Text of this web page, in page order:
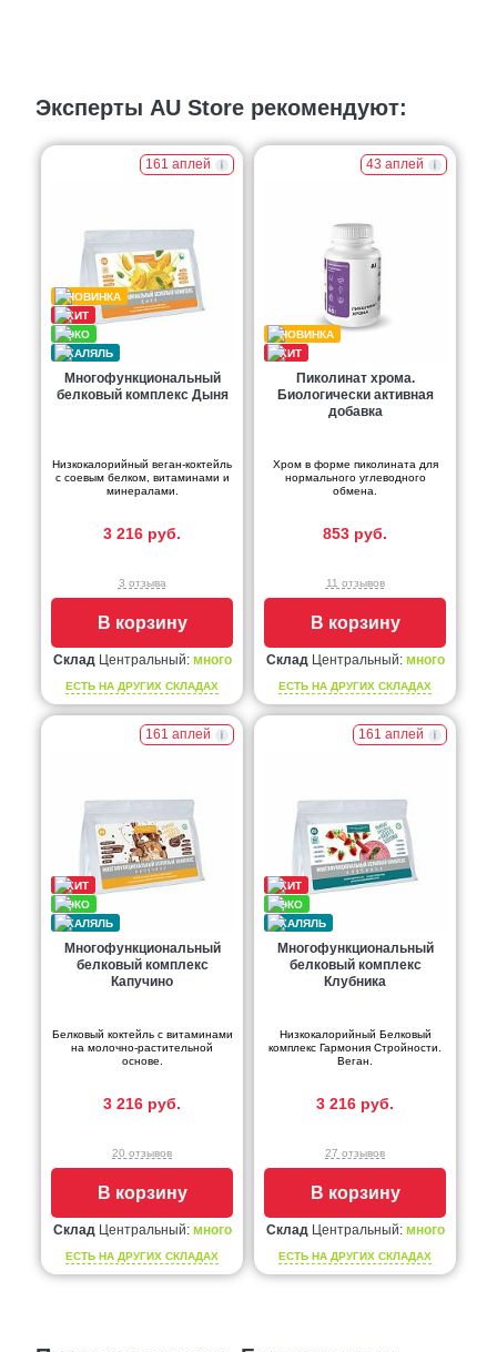
Эксперты AU Store рекомендуют:
161 аплей
Многофункциональный
белковый комплекс Дыня
Низкокалорийный веган-коктейль
с соевым белком, витаминами и
минералами.
3 216 руб.
3 отзыва
В корзину
СкладЦентральный: много
ЕСТЬ НА ДРУГИХ СКЛАДАХ
43 аплей
Пиколинат хрома.
Биологически активная
добавка
Хром в форме пиколината для
нормального углеводного
обмена.
853 руб.
11 отзывов
В корзину
СкладЦентральный: много
ЕСТЬ НА ДРУГИХ СКЛАДАХ
161 аплей
Многофункциональный
белковый комплекс
Капучино
Белковый коктейль с витаминами
на молочно-растительной
основе.
3 216 руб.
20 отзывов
В корзину
СкладЦентральный: много
ЕСТЬ НА ДРУГИХ СКЛАДАХ
161 аплей
Многофункциональный
белковый комплекс
Клубника
Низкокалорийный Белковый
комплекс Гармония Стройности.
Веган.
3 216 руб.
27 отзывов
В корзину
СкладЦентральный: много
ЕСТЬ НА ДРУГИХ СКЛАДАХ